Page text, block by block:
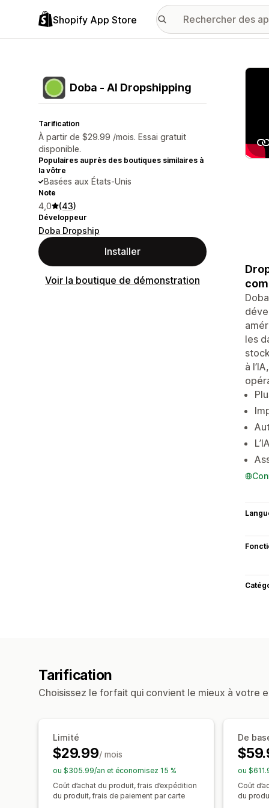
Shopify App Store
Doba ‑ AI Dropshipping
Tarification
À partir de $29.99 /mois. Essai gratuit
disponible.
Populaires auprès des boutiques similaires à
la vôtre
Basées aux États-Unis
Note
4,0 (43)
Développeur
Doba Dropship
Installer
Voir la boutique de démonstration
les
à
Tarification
Choisissez le forfait qui convient le mieux à votre
Limité
$29.99/ mois
ou $305.99/an et économisez 15 %
Coût d’achat du produit, frais d’expédition
du produit, frais de paiement par carte
De
ou
Coût
du